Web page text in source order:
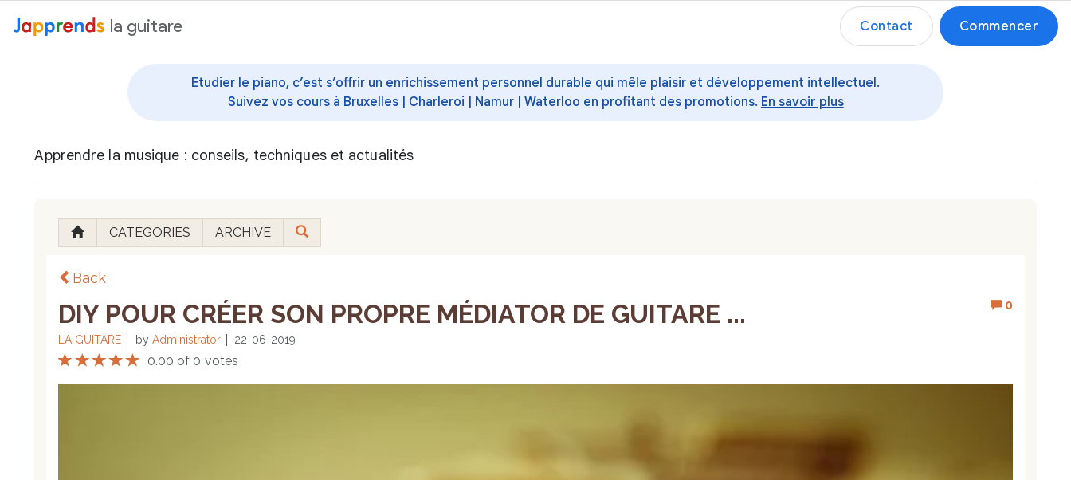
contenu la guitare Contact Commencer
Etudier le piano, c’est s’offrir un enrichissement personnel durable qui mêle plaisir et développement intellectuel.
Suivez vos cours à Bruxelles | Charleroi | Namur | Waterloo en profitant des promotions. En savoir plus
Apprendre la musique : conseils, techniques et actualités
CATEGORIES ARCHIVE
Back
0
DIY POUR CRÉER SON PROPRE MÉDIATOR DE GUITARE ...
LA GUITARE by Administrator 22-06-2019
0.00 of 0 votes